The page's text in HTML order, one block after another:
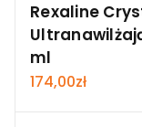
Rexaline
ml
174,00zł